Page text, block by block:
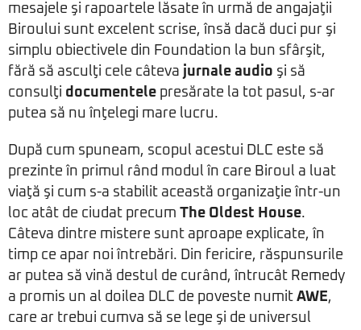
mesajele şi rapoartele lăsate în urmă de angajaţii
Biroului sunt excelent scrise, însă dacă duci pur şi
simplu obiectivele din Foundation la bun sfârşit,
fără să asculţi cele câteva jurnale audio şi să
consulţi documentele presărate la tot pasul, s-ar
putea să nu înţelegi mare lucru.
După cum spuneam, scopul acestui DLC este să
prezinte în primul rând modul în care Biroul a luat
viaţă şi cum s-a stabilit această organizaţie într-un
loc atât de ciudat precum The Oldest House.
Câteva dintre mistere sunt aproape explicate, în
timp ce apar noi întrebări. Din fericire, răspunsurile
ar putea să vină destul de curând, întrucât Remedy
a promis un al doilea DLC de poveste numit AWE,
care ar trebui cumva să se lege şi de universul